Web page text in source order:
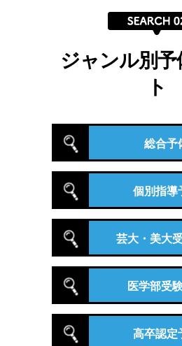
ジャンル別予
ト
総合予
個別指導
芸大・美大
医学部受
高卒認定